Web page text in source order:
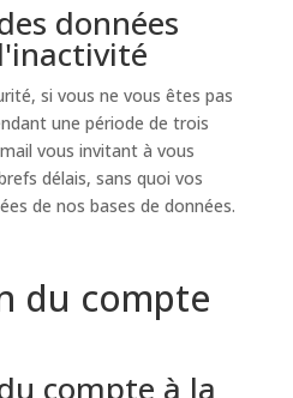
données
si vous ne vous êtes pas
une période de trois
vous invitant à vous
délais, sans quoi vos
de nos bases de données.
du compte
compte à la